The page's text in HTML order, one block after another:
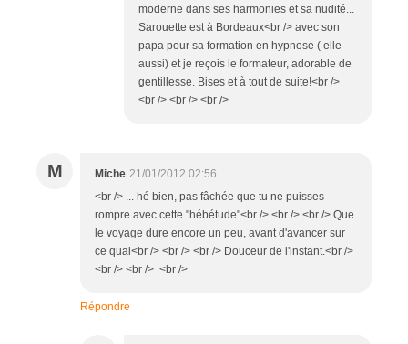
moderne dans ses harmonies et sa nudité...
Sarouette est à Bordeaux<br /> avec son
papa pour sa formation en hypnose ( elle
aussi) et je reçois le formateur, adorable de
gentillesse. Bises et à tout de suite!<br />
<br /> <br /> <br />
M Miche 21/01/2012 02:56
<br /> ... hé bien, pas fâchée que tu ne puisses
rompre avec cette "hébétude"<br /> <br /> <br /> Que
le voyage dure encore un peu, avant d'avancer sur
ce quai<br /> <br /> <br /> Douceur de l'instant.<br />
<br /> <br /> <br />
Répondre